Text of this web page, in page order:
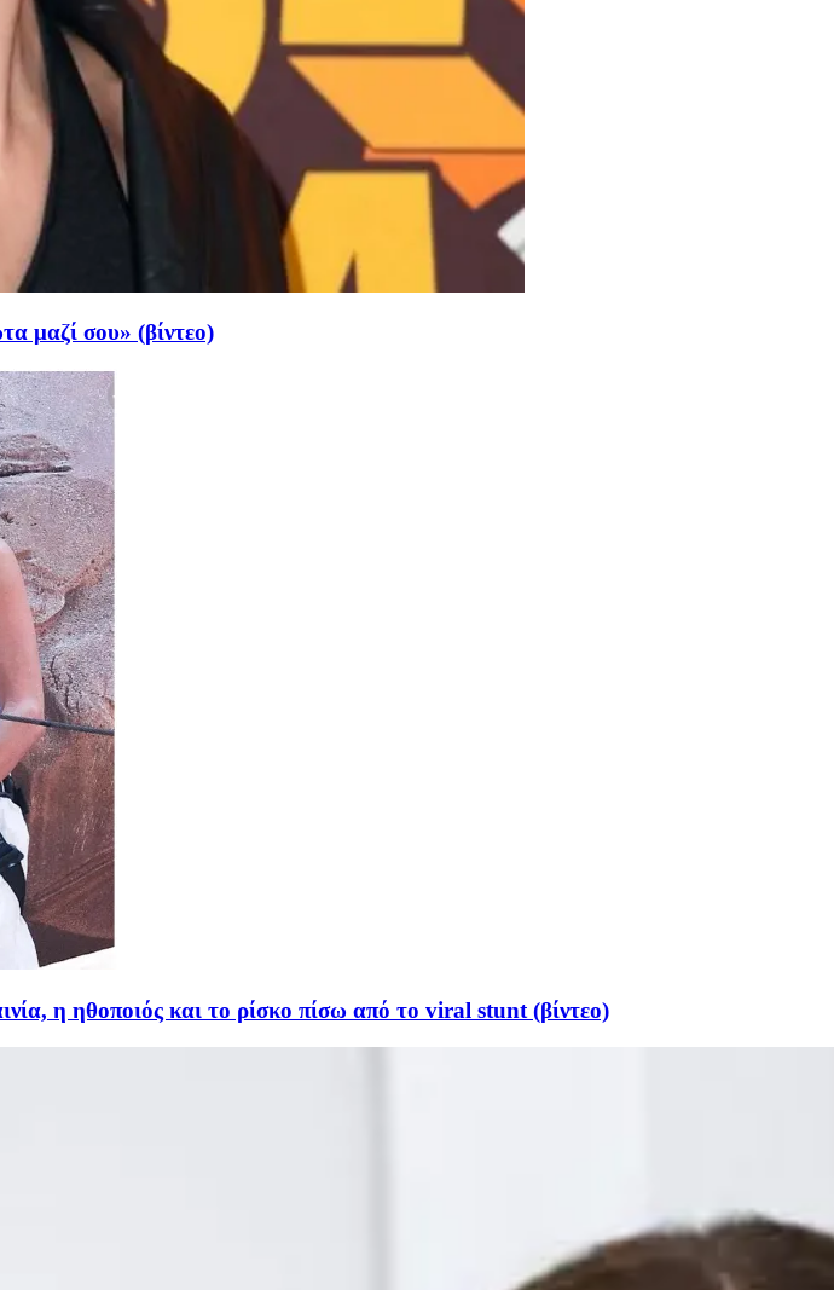
μαζί σου» (βίντεο)
η ηθοποιός και το ρίσκο πίσω από το viral stunt (βίντεο)